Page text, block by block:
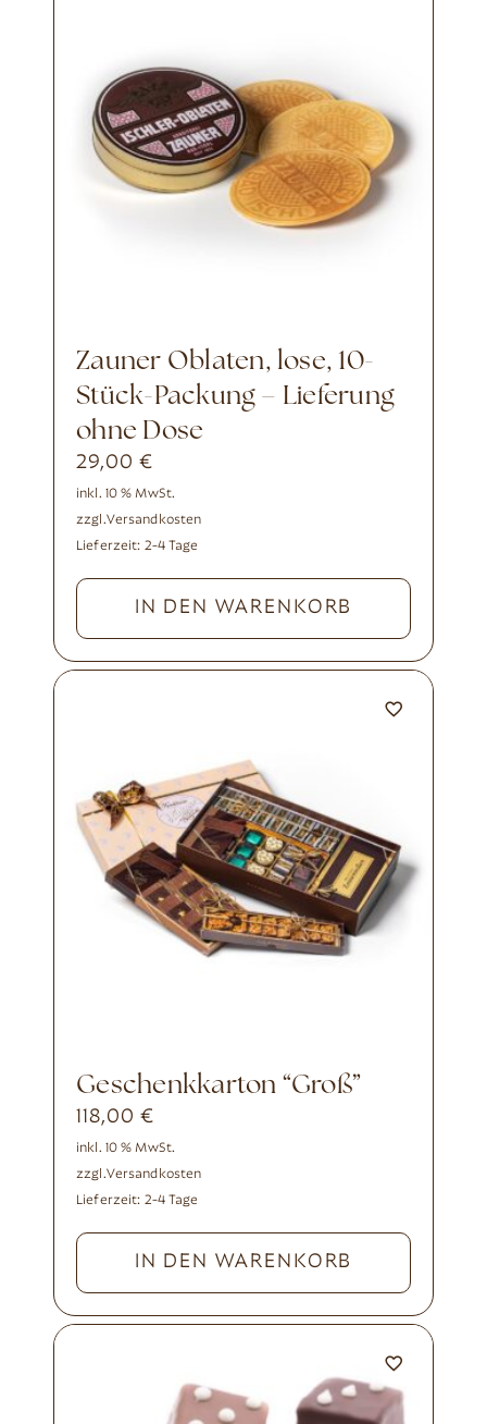
Zauner Oblaten, lose, 10-
Stück-Packung – Lieferung
ohne Dose
29,00 €
inkl. 10 % MwSt.
zzgl.Versandkosten
Lieferzeit: 2-4 Tage
IN DEN WARENKORB
Geschenkkarton “Groß”
118,00 €
inkl. 10 % MwSt.
zzgl.Versandkosten
Lieferzeit: 2-4 Tage
IN DEN WARENKORB